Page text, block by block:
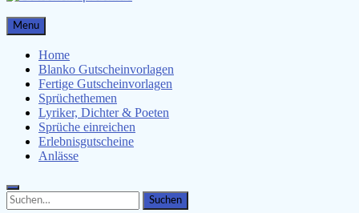
Gutscheinspruch.de
Gutscheinsprüche & Gutscheinvorlagen finden
Menu
Home
Blanko Gutscheinvorlagen
Fertige Gutscheinvorlagen
Sprüchethemen
Lyriker, Dichter & Poeten
Sprüche einreichen
Erlebnisgutscheine
Anlässe
Search
for:
Search